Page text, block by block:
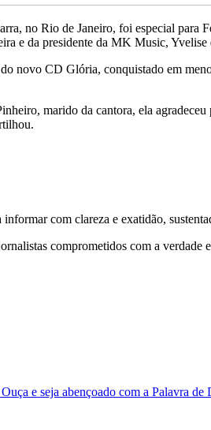
no Rio de Janeiro, foi especial
e da presidente da MK Music,
novo CD Glória, conquistado em
marido da cantora, ela
com clareza e exatidão,
comprometidos com a verdade
e seja abençoado com a Palavra de